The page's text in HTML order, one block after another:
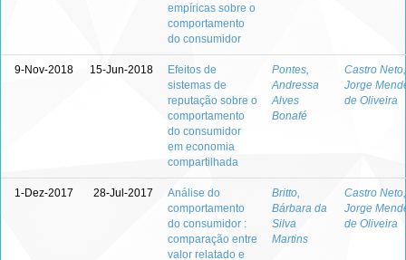
empíricas sobre o
comportamento
do consumidor
9-Nov-2018 15-Jun-2018
Efeitos de
sistemas de
reputação sobre o
comportamento
do consumidor
em economia
compartilhada
Pontes,
Andressa
Alves
Bonafé
Castro Neto,
Jorge
de Oliveira
1-Dez-2017 28-Jul-2017
Análise do
comportamento
do consumidor :
comparação entre
valor relatado e
Britto,
Bárbara da
Silva
Martins
Castro Neto,
Jorge
de Oliveira